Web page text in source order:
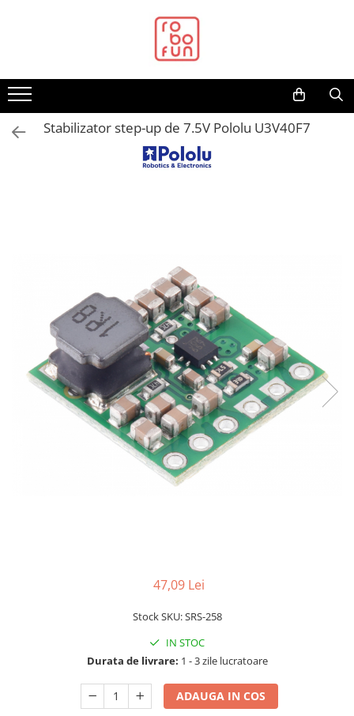
Arduino Original
Arduino Compatibil
Raspberry PI
Cabluri si Conectori
Camera
LCD
Module
Adaptoare si convertoare
Stabilizator step-up de 7.5V Pololu U3V40F7
47,09 Lei
Stock SKU: SRS-258
IN STOC
Durata de livrare: 1 - 3 zile lucratoare
ADAUGA IN COS